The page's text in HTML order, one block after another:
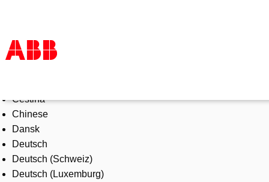
Products & Solutions
Industries
Services
About us
Where to buy
Contact us
Čeština
Chinese
Dansk
Deutsch
Deutsch (Schweiz)
Deutsch (Luxemburg)